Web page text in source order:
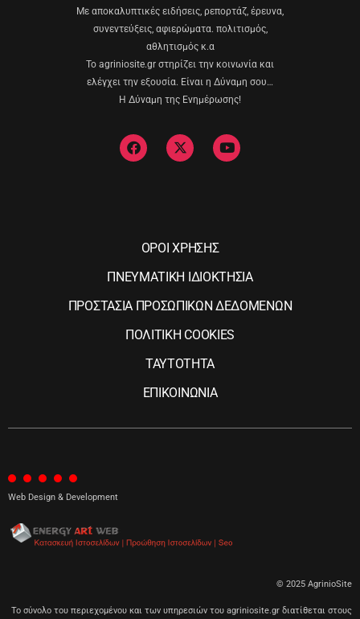
Με αποκαλυπτικές ειδήσεις, ρεπορτάζ, έρευνα,
συνεντεύξεις, αφιερώματα. πολιτισμός,
αθλητισμός κ.α
Το agriniosite.gr στηρίζει την κοινωνία και
ελέγχει την εξουσία. Είναι η Δύναμη σου…
Η Δύναμη της Ενημέρωσης!
ΟΡΟΙ ΧΡΗΣΗΣ
ΠΝΕΥΜΑΤΙΚΗ ΙΔΙΟΚΤΗΣΙΑ
ΠΡΟΣΤΑΣΙΑ ΠΡΟΣΩΠΙΚΩΝ ΔΕΔΟΜΕΝΩΝ
ΠΟΛΙΤΙΚΗ COOKIES
ΤΑΥΤΟΤΗΤΑ
ΕΠΙΚΟΙΝΩΝΙΑ
Web Design & Development
© 2025 AgrinioSite
Το σύνολο του περιεχομένου και των υπηρεσιών του agriniosite.gr διατίθεται στους